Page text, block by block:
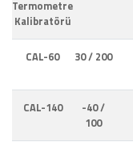
Termometre
Kalibratörü
CAL-60 30 / 200
CAL-140
-40 /
100